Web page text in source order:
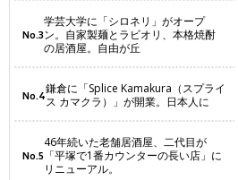
No.3
学芸大学に「シロネリ」がオープ
ン。自家製麺とラビオリ、本格焼酎
の居酒屋。自由が丘
No.4鎌倉に「Splice Kamakura（スプライ
ス カマクラ）」が開業。日本人に
No.5
46年続いた老舗居酒屋、二代目が
「平塚で1番カウンターの長い店」に
リニューアル。